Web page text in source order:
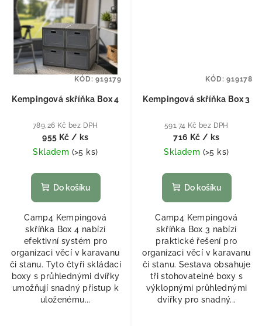
Kempingová skříňka Box 4
789,26 Kč bez DPH
955 Kč / ks
Skladem (>5 ks)
Do košíku
Camp4 Kempingová
skříňka Box 4 nabízí
efektivní systém pro
organizaci věcí v karavanu
či stanu. Tyto čtyři skládací
boxy s průhlednými dvířky
umožňují snadný přístup k
uloženému...
KÓD:919179
Kempingová skříňka Box 3
591,74 Kč bez DPH
716 Kč / ks
Skladem (>5 ks)
Do košíku
Camp4 Kempingová
skříňka Box 3 nabízí
praktické řešení pro
organizaci věcí v karavanu
či stanu. Sestava obsahuje
tři stohovatelné boxy s
výklopnými průhlednými
dvířky pro snadný...
KÓD:919178